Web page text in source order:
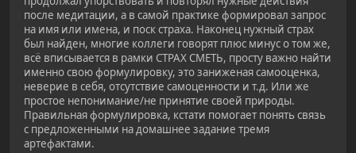
после медитации, а в самой практике формировал запрос
на имя или имена, и поск страха. Наконец нужный страх
был найден, многие коллеги говорят плюс минус о том же,
всё вписывается в рамки СТРАХ СМЕТЬ, просту важно найти
именно свою формулировку, это заниженая самооценка,
неверие в себя, отсутствие самоценности и т.д. Или же
простое непонимание/не принятие своей природы.
Правильная формулировка, кстати помогает понять связь
с предложенными на домашнее задание тремя
артефактами.